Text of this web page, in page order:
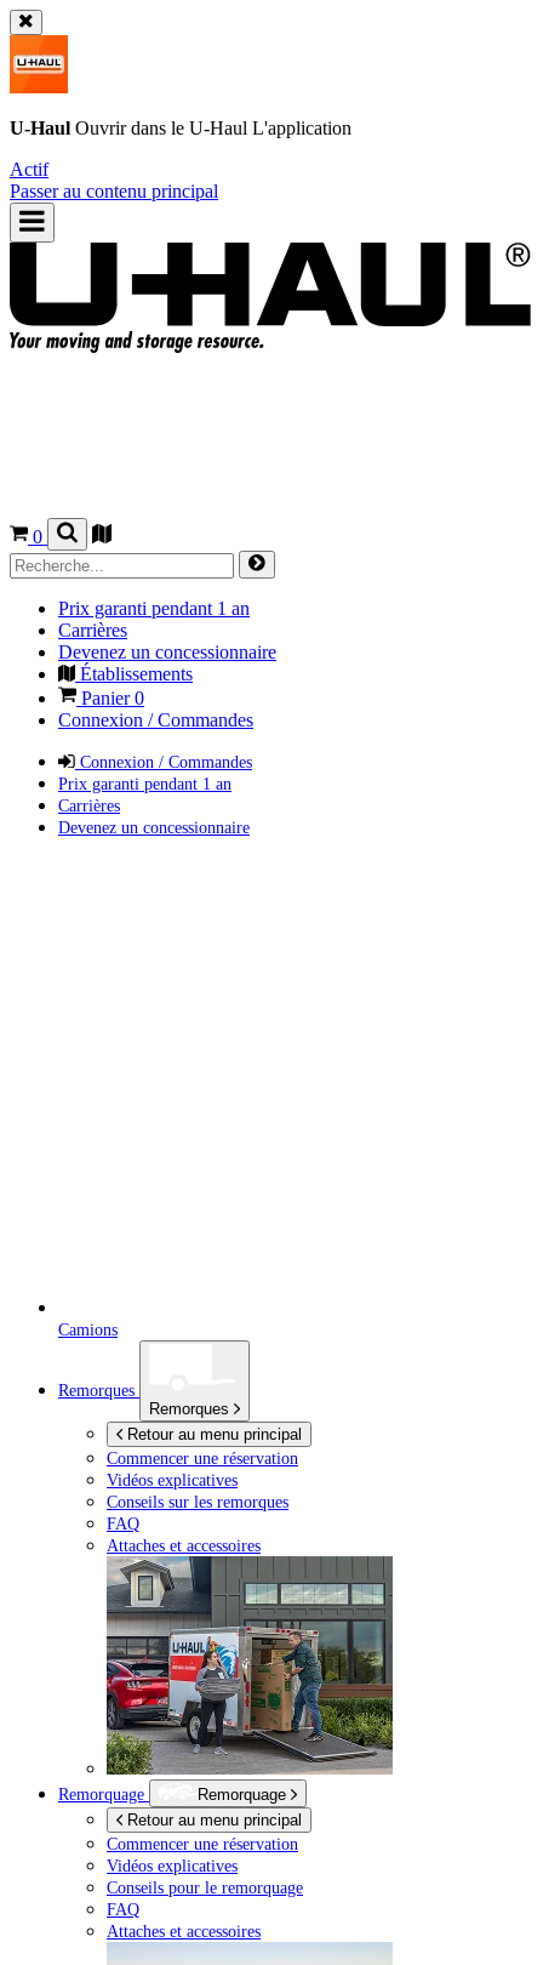
U-Haul Ouvrir dans le U-Haul L'application
Actif
Passer au contenu principal
0
Prix garanti pendant 1 an
Carrières
Devenez un concessionnaire
Établissements
Panier0
Connexion / Commandes
Connexion / Commandes
Prix garanti pendant 1 an
Carrières
Devenez un concessionnaire
Camions
Remorques
Remorques
Retour au menu principal
Commencer une réservation
Vidéos explicatives
Conseils sur les remorques
FAQ
Attaches et accessoires
Remorquage
Remorquage
Retour au menu principal
Commencer une réservation
Vidéos explicatives
Conseils pour le remorquage
FAQ
Attaches et accessoires